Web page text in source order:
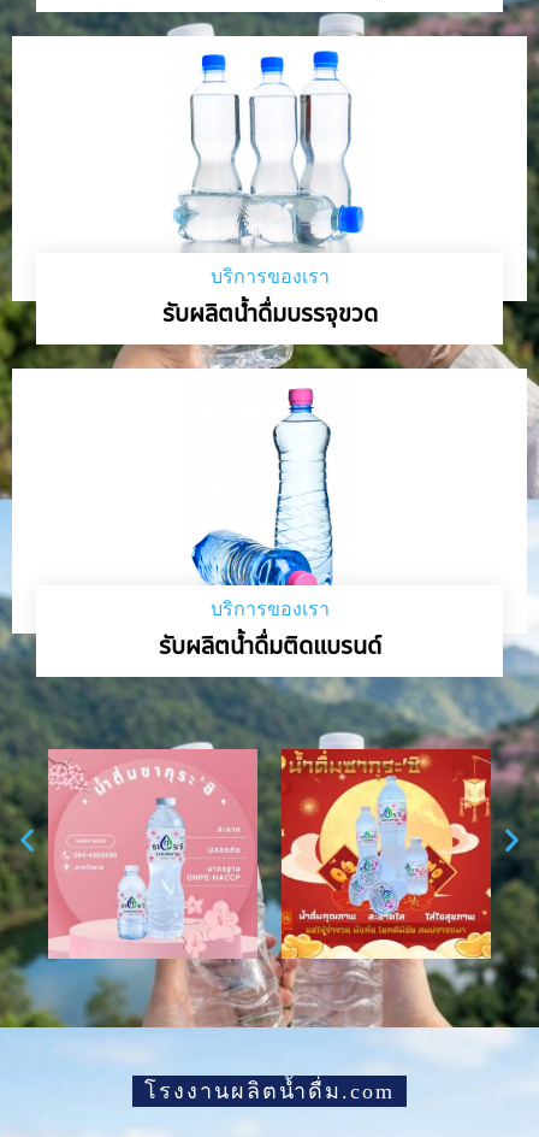
บริการของเรา
รับผลิตน้ำดื่มบรรจุขวด
บริการของเรา
รับผลิตน้ำดื่มติดแบรนด์
โรงงานผลิตน้ำดื่ม.com